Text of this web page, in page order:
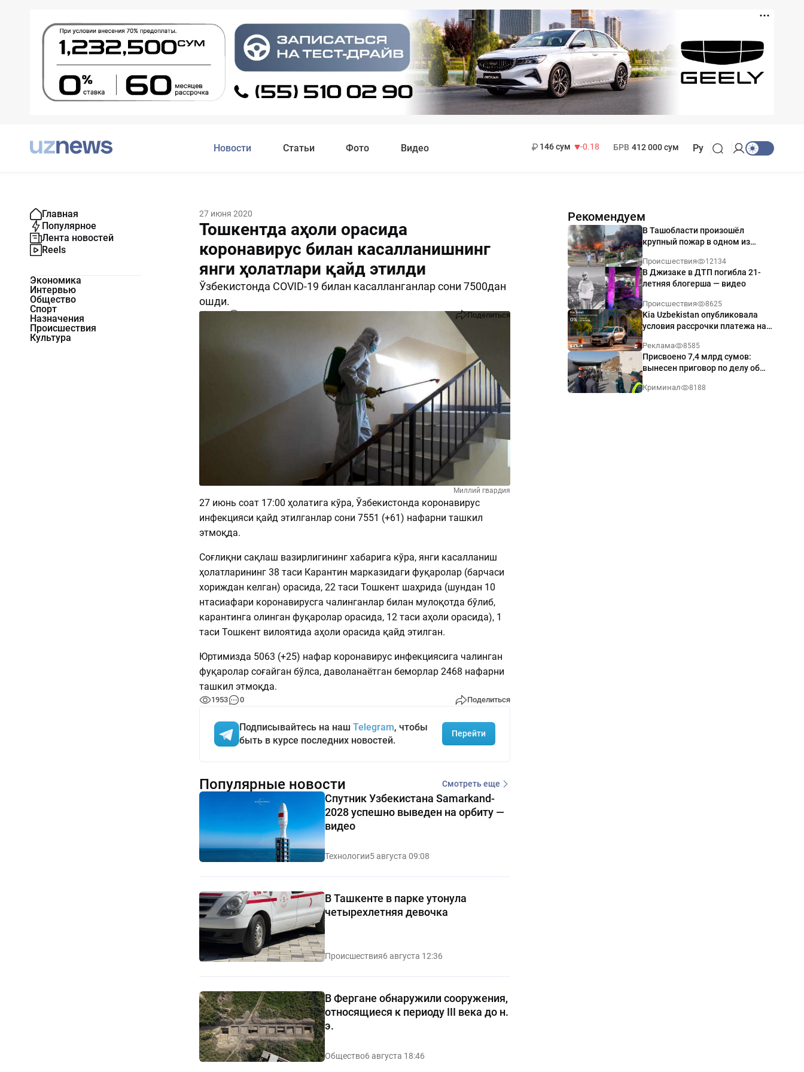
Новости Статьи Фото Видео
146 сум
-0.18
БРВ 412 000 сум Ру
Главная
Популярное
Лента новостей
Reels
Экономика
Интервью
Общество
Спорт
Назначения
Происшествия
Культура
27 июня 2020
Тошкентда аҳоли орасида
коронавирус билан касалланишнинг
янги ҳолатлари қайд этилди
Ўзбекистонда COVID-19 билан касалланганлар сони 7500дан
ошди.
Поделиться
Миллий гвардия
27 июнь соат 17:00 ҳолатига кўра, Ўзбекистонда коронавирус
инфекцияси қайд этилганлар сони 7551 (+61) нафарни ташкил
этмоқда.
Соғлиқни сақлаш вазирлигининг хабарига кўра, янги касалланиш
ҳолатларининг 38 таси Карантин марказидаги фуқаролар (барчаси
хориждан келган) орасида, 22 таси Тошкент шаҳрида (шундан 10
нтасиафари коронавирусга чалинганлар билан мулоқотда бўлиб,
карантинга олинган фуқаролар орасида, 12 таси аҳоли орасида), 1
таси Тошкент вилоятида аҳоли орасида қайд этилган.
Юртимизда 5063 (+25) нафар коронавирус инфекциясига чалинган
фуқаролар соғайган бўлса, даволанаётган беморлар 2468 нафарни
ташкил этмоқда.
1953 0 Поделиться
Подписывайтесь на наш Telegram, чтобы
быть в курсе последних новостей.
Перейти
Рекомендуем
В Ташобласти произошёл
крупный пожар в одном из
Происшествия 12134
В Джизаке в ДТП погибла 21-
летняя блогерша — видео
Происшествия 8625
Kia Uzbekistan опубликовала
условия рассрочки платежа на
годовых
Реклама 8585
Присвоено 7,4 млрд сумов:
вынесен приговор по делу об
Ташкенте
Криминал 8188
Популярные новости Смотреть еще
Спутник Узбекистана Samarkand-
2028 успешно выведен на орбиту —
видео
Технологии5 августа 09:08
В Ташкенте в парке утонула
четырехлетняя девочка
Происшествия6 августа 12:36
В Фергане обнаружили сооружения,
относящиеся к периоду III века до н.
э.
Общество6 августа 18:46